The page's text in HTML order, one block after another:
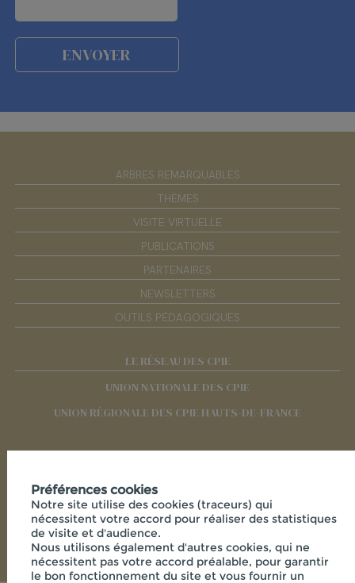
ARBRES REMARQUABLES
THÈMES
VISITE VIRTUELLE
PUBLICATIONS
PARTENAIRES
NEWSLETTERS
OUTILS PÉDAGOGIQUES
LE RÉSEAU DES CPIE
UNION NATIONALE DES CPIE
UNION RÉGIONALE DES CPIE HAUTS-DE-FRANCE
Préférences cookies
Notre site utilise des cookies (traceurs) qui
nécessitent votre accord pour réaliser des statistiques
de visite et d'audience.
Nous utilisons également d'autres cookies, qui ne
nécessitent pas votre accord préalable, pour garantir
le bon fonctionnement du site et vous fournir un